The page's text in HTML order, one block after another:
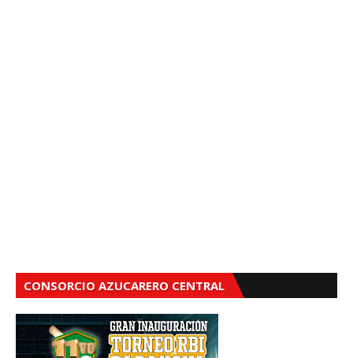
CONSORCIO AZUCARERO CENTRAL